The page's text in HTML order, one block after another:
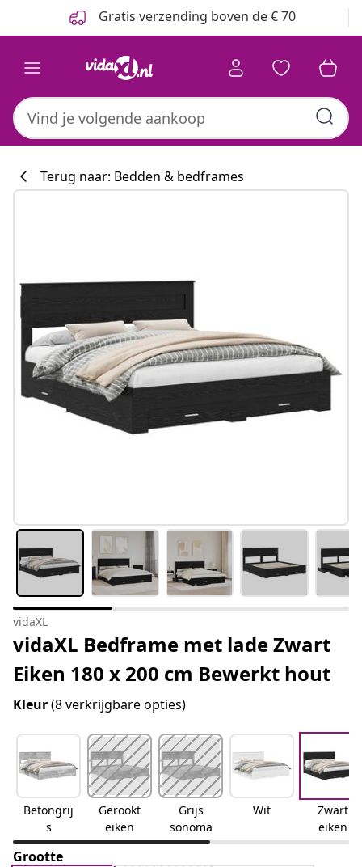
Gratis verzending boven de € 70
Terug naar: Bedden & bedframes
vidaXL
vidaXL Bedframe met lade Zwart
Eiken 180 x 200 cm Bewerkt hout
Kleur(8 verkrijgbare opties)
Betongrij
s
Gerookt
eiken
Grijs
sonoma
Wit
Zwart
eiken
Grootte